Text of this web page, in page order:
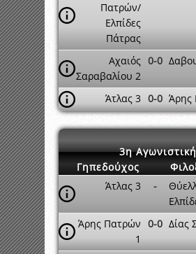
Πατρών/
Ελπίδες
Πάτρας
Αχαιός
Σαραβαλίου 2
0-0
Άτλας 3 0-0 Άρης
3η Αγωνιστική
Γηπεδούχος
Άτλας 3
-
Άρης Πατρών
1
0-0 Δίας